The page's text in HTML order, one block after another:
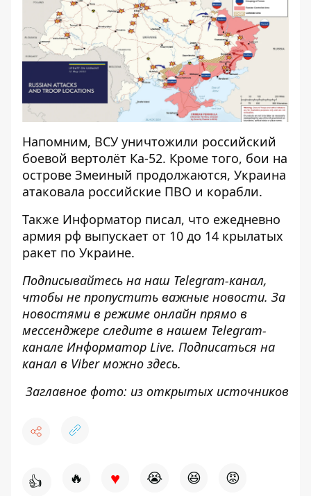
Напомним, ВСУ уничтожили российский
боевой вертолёт Ка-52. Кроме того, бои на
острове Змеиный продолжаются, Украина
атаковала российские ПВО и корабли.
Также Информатор писал, что ежедневно
армия рф выпускает от 10 до 14 крылатых
ракет по Украине.
Подписывайтесь на наш Telegram-канал,
чтобы не пропустить важные новости. За
новостями в режиме онлайн прямо в
мессенджере следите в нашем Telegram-
канале Информатор Live. Подписаться на
канал в Viber можно здесь.
Заглавное фото: из открытых источников
👍 🔥 ♥ 😭 😆 😡